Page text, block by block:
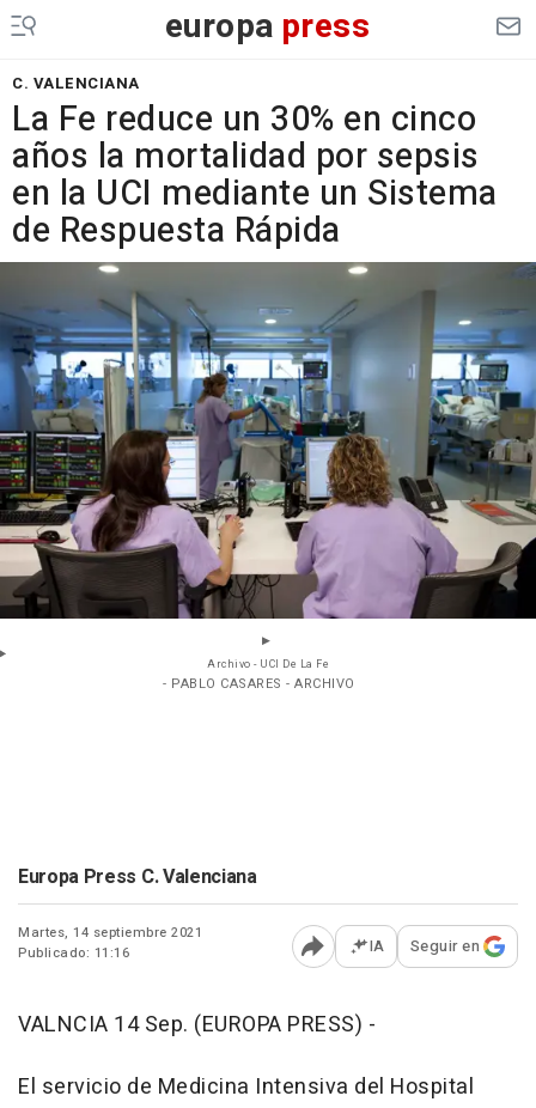
europa press
C. VALENCIANA
La Fe reduce un 30% en cinco
años la mortalidad por sepsis
en la UCI mediante un Sistema
de Respuesta Rápida
Archivo - UCI De La Fe
- PABLO CASARES - ARCHIVO
Europa Press C. Valenciana
Martes, 14 septiembre 2021
Publicado: 11:16
Abrir opciones para
IA Seguir en
VALNCIA 14 Sep. (EUROPA PRESS) -
El servicio de Medicina Intensiva del Hospital